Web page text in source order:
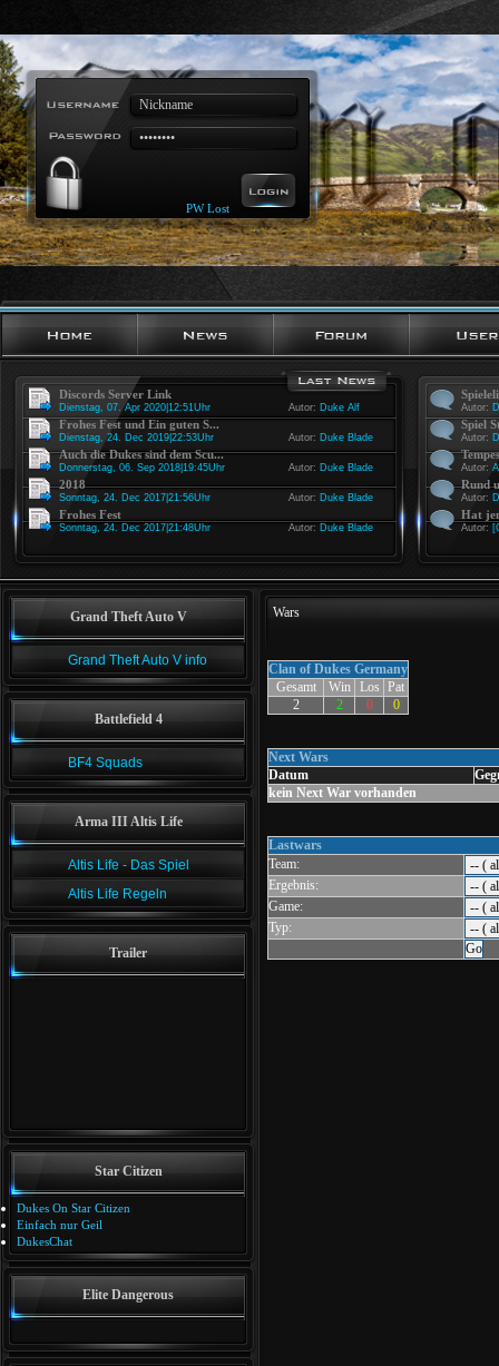
PW Lost
Discords Server Link
Dienstag, 07. Apr 2020|12:51Uhr Autor: Duke Alf
Frohes Fest und Ein guten S...
Dienstag, 24. Dec 2019|22:53Uhr Autor: Duke Blade
Auch die Dukes sind dem Scu...
Donnerstag, 06. Sep 2018|19:45Uhr Autor: Duke Blade
2018
Sonntag, 24. Dec 2017|21:56Uhr Autor: Duke Blade
Frohes Fest
Sonntag, 24. Dec 2017|21:48Uhr Autor: Duke Blade
Autor:
Spiel
Autor:
Autor:
Rund
Autor:
Hat
Autor:
Grand Theft Auto V
Grand Theft Auto V info
Battlefield 4
BF4 Squads
Arma III Altis Life
Altis Life - Das Spiel
Altis Life Regeln
Trailer
Star Citizen
Dukes On Star Citizen
Einfach nur Geil
DukesChat
Elite Dangerous
Wars
Clan of Dukes Germany
Gesamt
Win Los Pat
2
2 0 0
Next Wars
Datum
kein Next War vorhanden
Lastwars
Team:
Ergebnis:
Game:
Typ: